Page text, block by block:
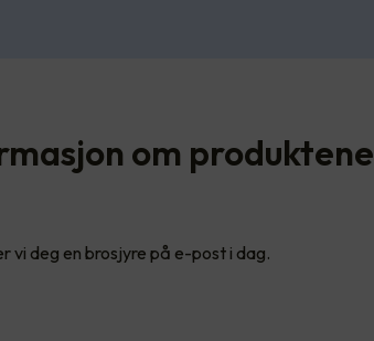
om produktene
vi deg en brosjyre på e-post i dag.